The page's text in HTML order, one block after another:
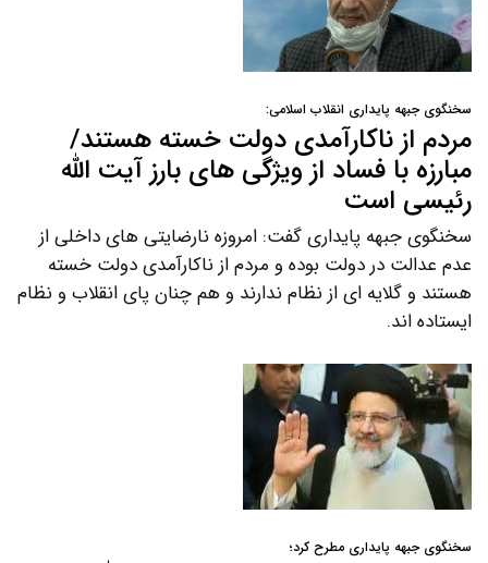
سخنگوی جبهه پایداری انقلاب اسلامی:
مردم از ناکارآمدی دولت خسته هستند/
مبارزه با فساد از ویژگی های بارز آیت الله
رئیسی است
سخنگوی جبهه پایداری گفت: امروزه نارضایتی های داخلی از
عدم عدالت در دولت بوده و مردم از ناکارآمدی دولت خسته
هستند و گلایه ای از نظام ندارند و هم چنان پای انقلاب و نظام
ایستاده اند.
سخنگوی جبهه پایداری مطرح کرد؛